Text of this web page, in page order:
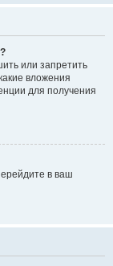
или запретить
вложения
для получения
в ваш